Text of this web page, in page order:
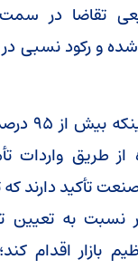
تقاضا در
و رکود نسبی در
با توجه
از طریق واردات
تأکید دارند
نسبت به تعیین
بازار اقدام